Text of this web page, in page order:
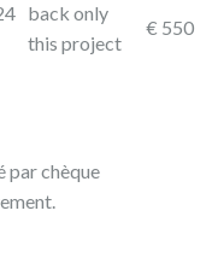
back only
this project
€ 550
par chèque